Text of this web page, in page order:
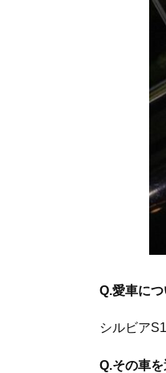
Q.愛車につ
シルビア
Q.その車